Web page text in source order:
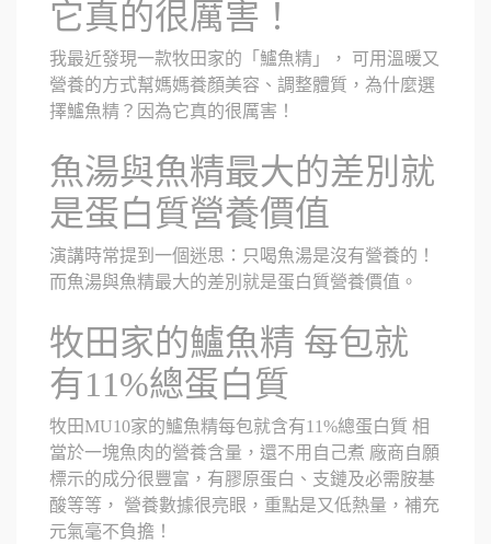
它真的很厲害！
我最近發現一款牧田家的「鱸魚精」， 可用溫暖又
營養的方式幫媽媽養顏美容、調整體質，為什麼選
擇鱸魚精？因為它真的很厲害！
魚湯與魚精最大的差別就
是蛋白質營養價值
演講時常提到一個迷思：只喝魚湯是沒有營養的！
而魚湯與魚精最大的差別就是蛋白質營養價值。
牧田家的鱸魚精 每包就
有11%總蛋白質
牧田MU10家的鱸魚精每包就含有11%總蛋白質 相
當於一塊魚肉的營養含量，還不用自己煮 廠商自願
標示的成分很豐富，有膠原蛋白、支鏈及必需胺基
酸等等， 營養數據很亮眼，重點是又低熱量，補充
元氣毫不負擔！